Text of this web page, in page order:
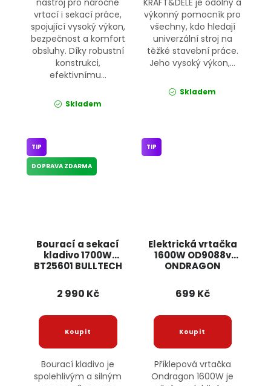
vrtací i sekací práce,
spojující vysoký výkon,
bezpečnost a komfort
obsluhy. Díky robustní
konstrukci,
efektivnímu...
Skladem
výkonný pomocník pro
všechny, kdo hledají
univerzální stroj na
těžké stavební práce.
Jeho vysoký výkon,...
Skladem
Bourací a sekací
kladivo 1700W
BT25601 BULLTECH
TIP
DOPRAVA ZDARMA
2 990 Kč
Bourací kladivo je
spolehlivým a silným
Elektrická vrtačka
1600W OD9088v
ONDRAGON
TIP
699 Kč
Příklepová vrtačka
Ondragon 1600W je